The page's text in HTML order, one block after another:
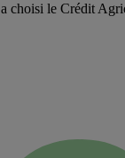
a choisi le Crédit